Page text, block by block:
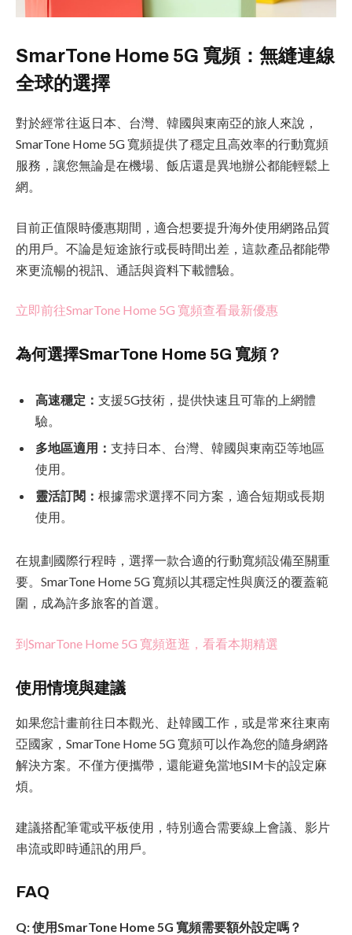
SmarTone Home 5G 寬頻：無縫連線
全球的選擇
對於經常往返日本、台灣、韓國與東南亞的旅人來說，
SmarTone Home 5G 寬頻提供了穩定且高效率的行動寬頻
服務，讓您無論是在機場、飯店還是異地辦公都能輕鬆上
網。
目前正值限時優惠期間，適合想要提升海外使用網路品質
的用戶。不論是短途旅行或長時間出差，這款產品都能帶
來更流暢的視訊、通話與資料下載體驗。
立即前往SmarTone Home 5G 寬頻查看最新優惠
為何選擇SmarTone Home 5G 寬頻？
高速穩定： 支援5G技術，提供快速且可靠的上網體
驗。
多地區適用： 支持日本、台灣、韓國與東南亞等地區
使用。
靈活訂閱： 根據需求選擇不同方案，適合短期或長期
使用。
在規劃國際行程時，選擇一款合適的行動寬頻設備至關重
要。SmarTone Home 5G 寬頻以其穩定性與廣泛的覆蓋範
圍，成為許多旅客的首選。
到SmarTone Home 5G 寬頻逛逛，看看本期精選
使用情境與建議
如果您計畫前往日本觀光、赴韓國工作，或是常來往東南
亞國家，SmarTone Home 5G 寬頻可以作為您的隨身網路
解決方案。不僅方便攜帶，還能避免當地SIM卡的設定麻
煩。
建議搭配筆電或平板使用，特別適合需要線上會議、影片
串流或即時通訊的用戶。
FAQ
Q: 使用SmarTone Home 5G 寬頻需要額外設定嗎？